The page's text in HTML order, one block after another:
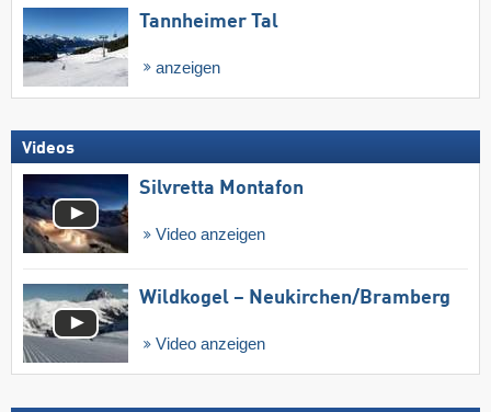
Tannheimer Tal
anzeigen
Videos
Silvretta Montafon
Video anzeigen
Wildkogel – Neukirchen/​Bramberg
Video anzeigen